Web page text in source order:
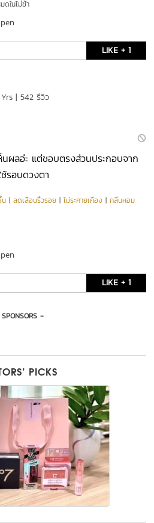
ดในไม่ช้า
LIKE + 1
| 542 รีวิว
นผลอ่ะ แต่ชอบตรงส่วนประกอบจาก
รอบดวงตา
น |ลดเลือนริ้วรอย |ไม่ระคายเคือง |กลิ่นหอม
LIKE + 1
-
PICKS